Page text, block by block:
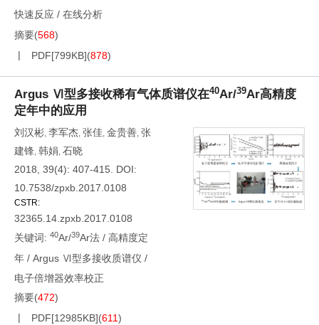
快速反应 / 在线分析
摘要(568)
PDF[799KB](878)
Argus Ⅵ型多接收稀有气体质谱仪在40Ar/39Ar高精度
定年中的应用
刘汉彬, 李军杰, 张佳, 金贵善, 张
建锋, 韩娟, 石晓
2018, 39(4): 407-415.
DOI:
10.7538/zpxb.2017.0108
CSTR:
32365.14.zpxb.2017.0108
关键词: 40Ar/39Ar法 / 高精度定
年 / Argus Ⅵ型多接收质谱仪 /
电子倍增器效率校正
摘要(472)
PDF[12985KB](611)